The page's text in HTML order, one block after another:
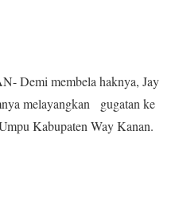
Demi membela haknya, Jay
melayangkan gugatan ke
Kabupaten Way Kanan.